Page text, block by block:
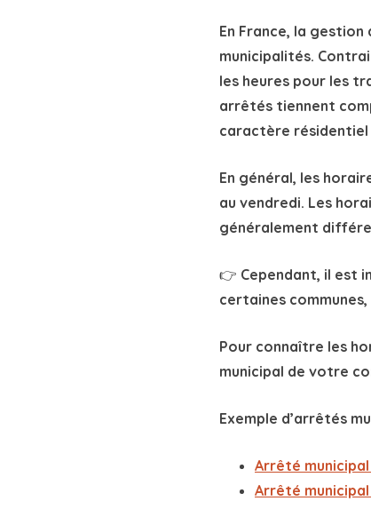
caractère résidentiel
En général, les
au vendredi.Les
généralement
👉 Cependant, il est
certaines
municipal de votre
Arrêté
dimanche)